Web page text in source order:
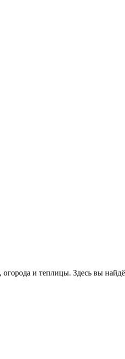
и теплицы. Здесь вы